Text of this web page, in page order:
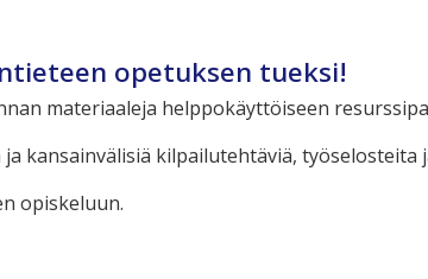
opetuksen tueksi!
materiaaleja helppokäyttöiseen
kansainvälisiä kilpailutehtäviä, työselosteita
opiskeluun.